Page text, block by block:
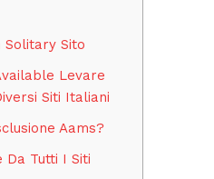
Solitary Sito
Levare
Siti Italiani
Aams?
Da Tutti I Siti